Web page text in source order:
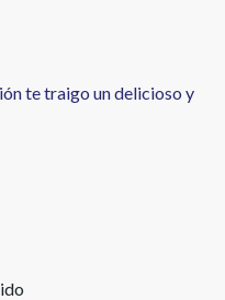
te traigo un delicioso y